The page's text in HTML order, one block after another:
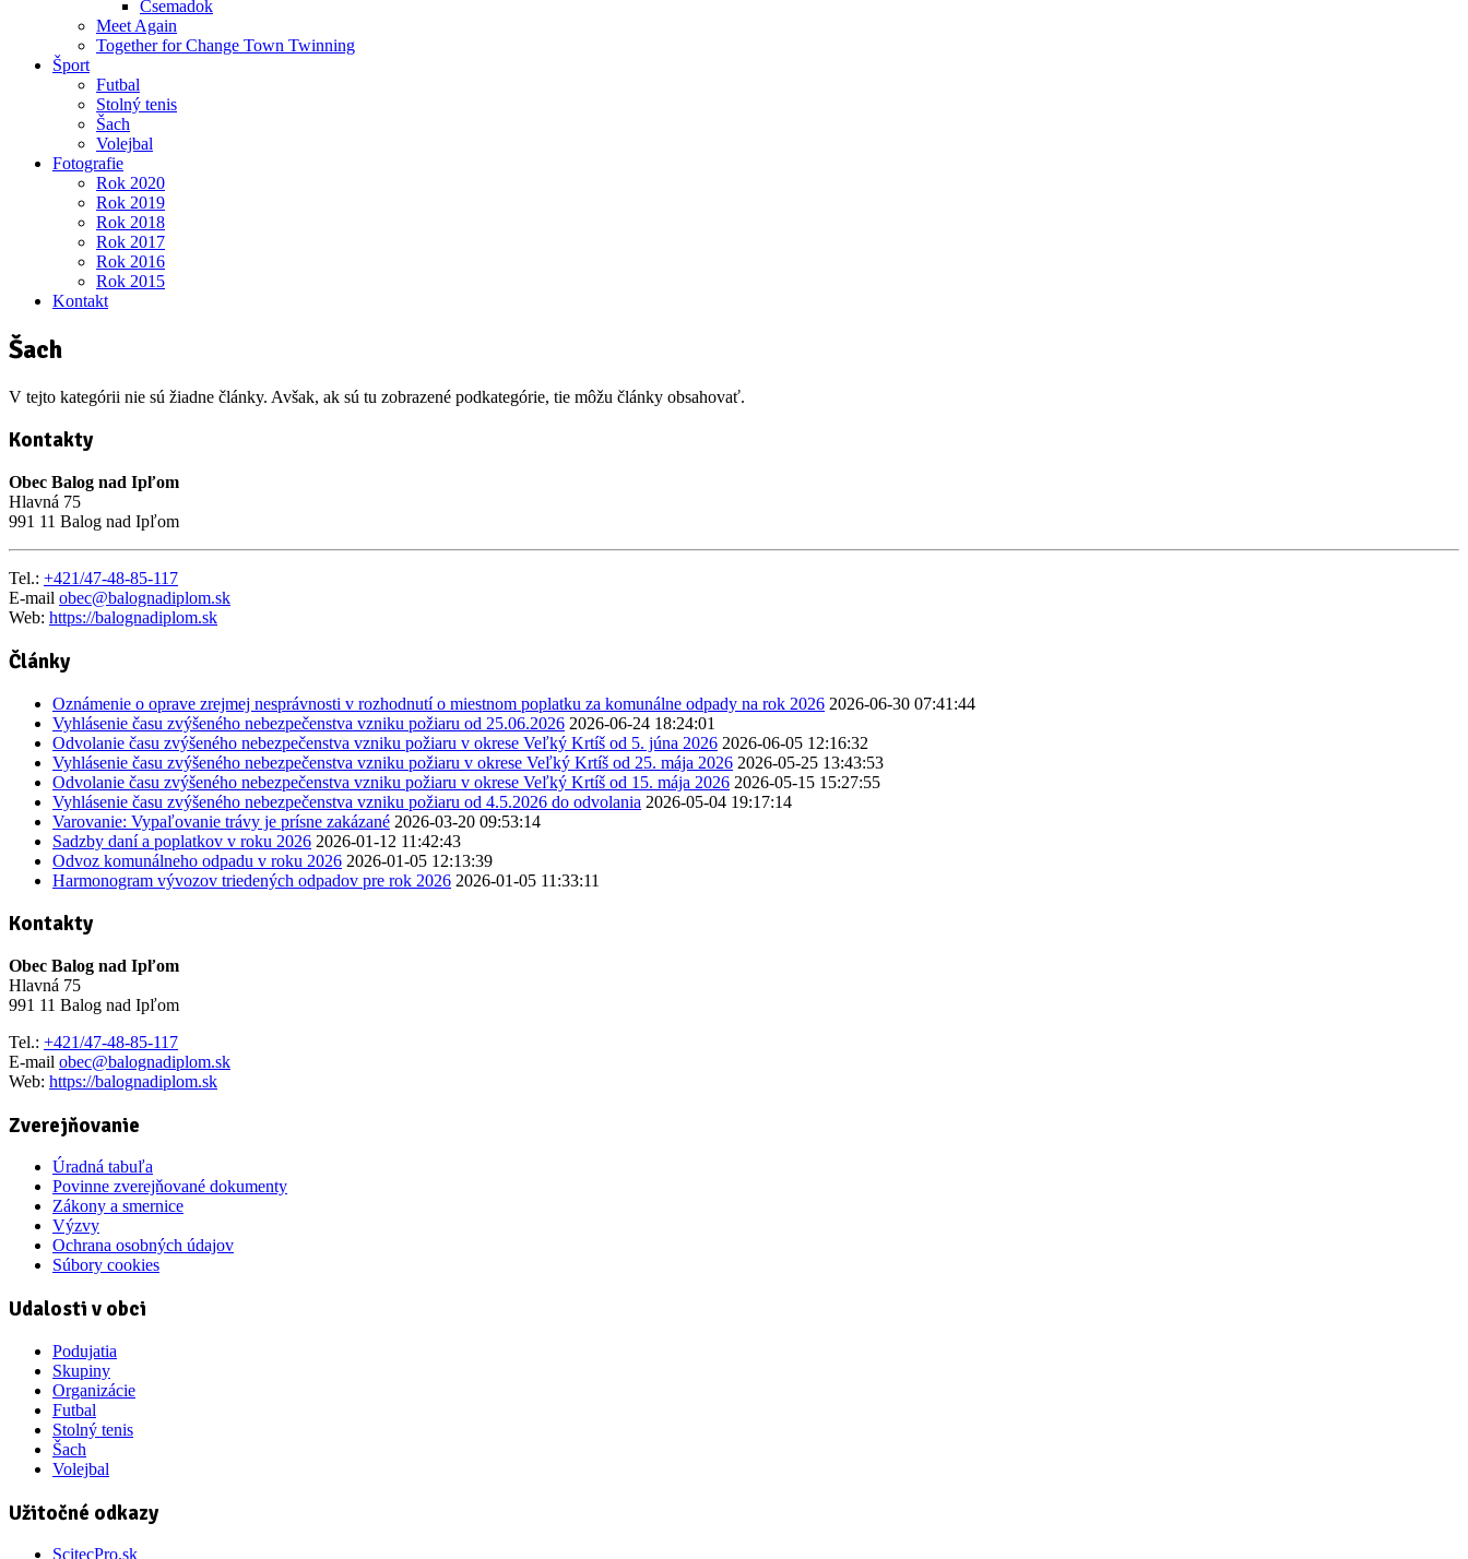
Csemadok
Meet Again
Together for Change Town Twinning
Šport
Futbal
Stolný tenis
Šach
Volejbal
Fotografie
Rok 2020
Rok 2019
Rok 2018
Rok 2017
Rok 2016
Rok 2015
Kontakt
Šach
V tejto kategórii nie sú žiadne články. Avšak, ak sú tu zobrazené podkategórie, tie môžu články obsahovať.
Kontakty
Obec Balog nad Ipľom
Hlavná 75
991 11 Balog nad Ipľom
Tel.: +421/47-48-85-117
E-mail obec@balognadiplom.sk
Web: https://balognadiplom.sk
Články
Oznámenie o oprave zrejmej nesprávnosti v rozhodnutí o miestnom poplatku za komunálne odpady na rok 2026 2026-06-30 07:41:44
Vyhlásenie času zvýšeného nebezpečenstva vzniku požiaru od 25.06.2026 2026-06-24 18:24:01
Odvolanie času zvýšeného nebezpečenstva vzniku požiaru v okrese Veľký Krtíš od 5. júna 2026 2026-06-05 12:16:32
Vyhlásenie času zvýšeného nebezpečenstva vzniku požiaru v okrese Veľký Krtíš od 25. mája 2026 2026-05-25 13:43:53
Odvolanie času zvýšeného nebezpečenstva vzniku požiaru v okrese Veľký Krtíš od 15. mája 2026 2026-05-15 15:27:55
Vyhlásenie času zvýšeného nebezpečenstva vzniku požiaru od 4.5.2026 do odvolania 2026-05-04 19:17:14
Varovanie: Vypaľovanie trávy je prísne zakázané 2026-03-20 09:53:14
Sadzby daní a poplatkov v roku 2026 2026-01-12 11:42:43
Odvoz komunálneho odpadu v roku 2026 2026-01-05 12:13:39
Harmonogram vývozov triedených odpadov pre rok 2026 2026-01-05 11:33:11
Kontakty
Obec Balog nad Ipľom
Hlavná 75
991 11 Balog nad Ipľom
Tel.: +421/47-48-85-117
E-mail obec@balognadiplom.sk
Web: https://balognadiplom.sk
Zverejňovanie
Úradná tabuľa
Povinne zverejňované dokumenty
Zákony a smernice
Výzvy
Ochrana osobných údajov
Súbory cookies
Udalosti v obci
Podujatia
Skupiny
Organizácie
Futbal
Stolný tenis
Šach
Volejbal
Užitočné odkazy
ScitecPro.sk